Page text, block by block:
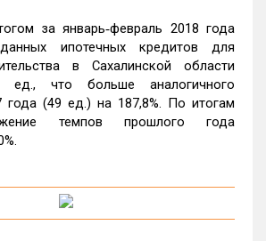
за январь‑февраль 2018 года
ипотечных кредитов для
в Сахалинской области
ед., что больше аналогичного
года (49 ед.) на 187,8%. По итогам
темпов прошлого года